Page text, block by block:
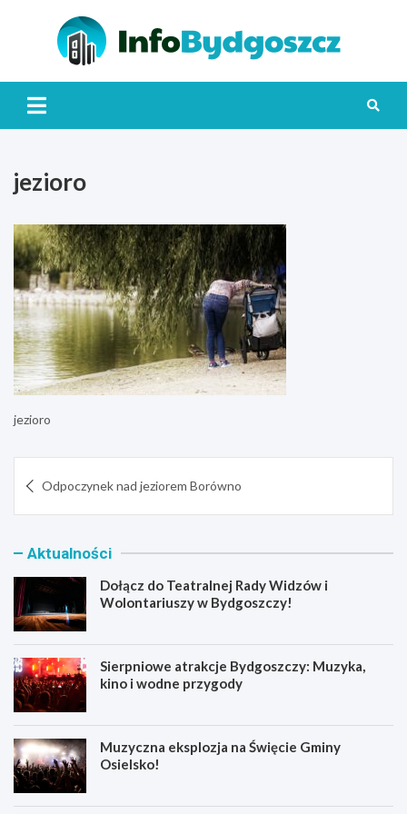
jezioro
jezioro
wpisu
Odpoczynek nad jeziorem Borówno
Aktualności
Dołącz do Teatralnej Rady Widzów i
Wolontariuszy w Bydgoszczy!
Sierpniowe atrakcje Bydgoszczy: Muzyka,
kino i wodne przygody
Muzyczna eksplozja na Święcie Gminy
Osielsko!